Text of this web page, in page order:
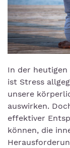
In der
ist Stress
unsere
auswirken.
effektiver
können, die